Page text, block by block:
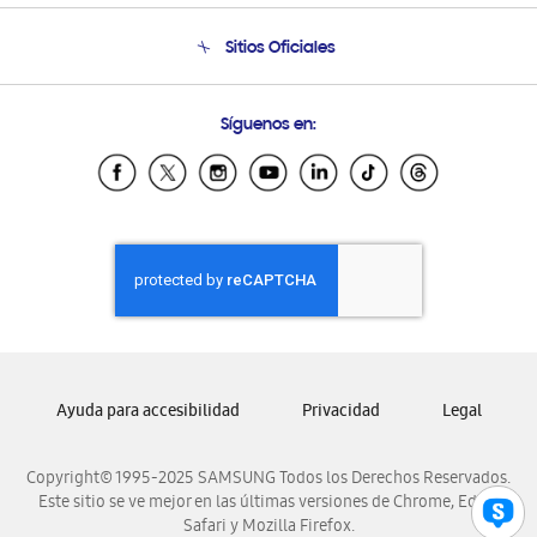
Condiciones de Compra
Soporte vía eMail
Sitios Oficiales
Samsung Ecuador
Samsung El Salvador
Samsung Honduras
Samsung Nicaragua
Samsung Panamá
Samsung Venezuela
Síguenos en:
Copyright© 1995-2025 SAMSUNG Todos los Derechos Reservados.
Este sitio se ve mejor en las últimas versiones de Chrome, Edge,
Safari y Mozilla Firefox.
Ayuda para accesibilidad Privacidad Legal